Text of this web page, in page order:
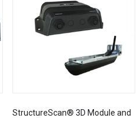
StructureScan® 3D Module and